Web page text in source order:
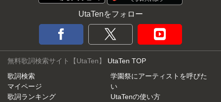
UtaTenをフォロー
無料歌詞検索サイト【UtaTen】 UtaTen TOP
歌詞検索
マイページ
歌詞ランキング
学園祭にアーティストを呼びた
い
UtaTenの使い方